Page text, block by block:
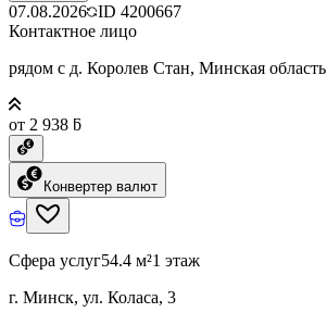
07.08.2026 ID 4200667
Контактное лицо
рядом с д. Королев Стан, Минская область
от 2 938 ƃ
Конвертер валют
Сфера услуг54.4 м²1 этаж
г. Минск, ул. Коласа, 3